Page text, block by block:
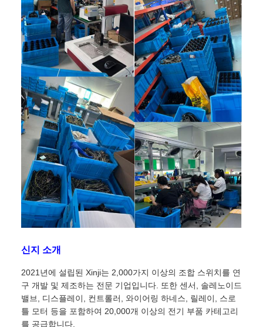
신지 소개
2021년에 설립된 Xinji는 2,000가지 이상의 조합 스위치를 연
구 개발 및 제조하는 전문 기업입니다. 또한 센서, 솔레노이드
밸브, 디스플레이, 컨트롤러, 와이어링 하네스, 릴레이, 스로
틀 모터 등을 포함하여 20,000개 이상의 전기 부품 카테고리
를 공급합니다.